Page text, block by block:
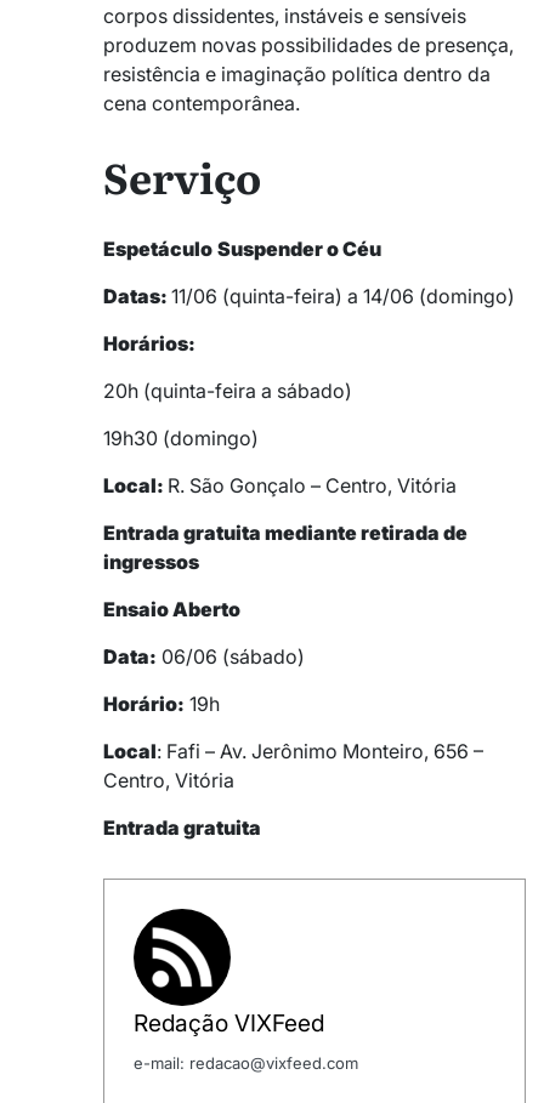
corpos dissidentes, instáveis e sensíveis
produzem novas possibilidades de presença,
resistência e imaginação política dentro da
cena contemporânea.
Serviço
Espetáculo Suspender o Céu
Datas: 11/06 (quinta-feira) a 14/06 (domingo)
Horários:
20h (quinta-feira a sábado)
19h30 (domingo)
Local: R. São Gonçalo – Centro, Vitória
Entrada gratuita mediante retirada de
ingressos
Ensaio Aberto
Data: 06/06 (sábado)
Horário: 19h
Local: Fafi – Av. Jerônimo Monteiro, 656 –
Centro, Vitória
Entrada gratuita
Redação VIXFeed
e-mail: redacao@vixfeed.com